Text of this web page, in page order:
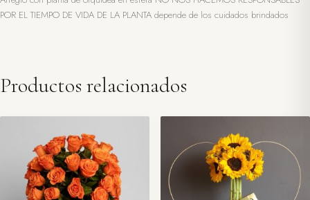
POR EL TIEMPO DE VIDA DE LA PLANTA depende de los cuidados brindados
Productos relacionados